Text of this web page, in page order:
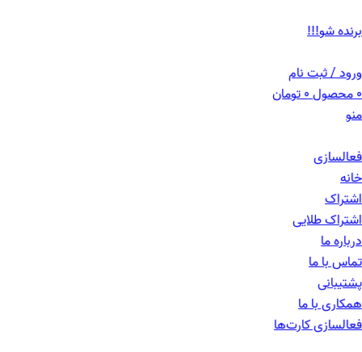
برنده شو!!!
ورود / ثبت نام
0محصول0تومان
منو
فعالسازی
خانه
اشتراک
اشتراک طلایی
درباره ما
تماس با ما
پشتیبانی
همکاری با ما
فعالسازی کارت‌ها